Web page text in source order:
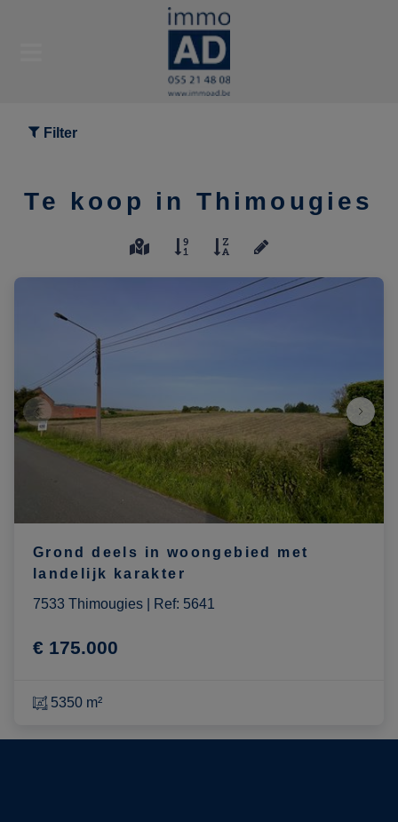
Filter
Te koop in Thimougies
Grond deels in woongebied met
landelijk karakter
7533 Thimougies
Ref: 5641
€ 175.000
5350 m²